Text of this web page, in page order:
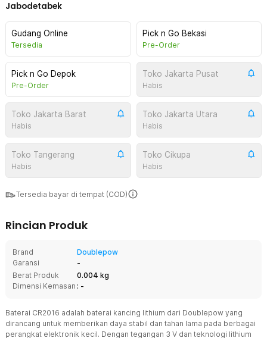
Jabodetabek
Gudang Online
Tersedia
Pick n Go Bekasi
Pre-Order
Pick n Go Depok
Pre-Order
Toko Jakarta Pusat
Habis
Toko Jakarta Barat
Habis
Toko Jakarta Utara
Habis
Toko Tangerang
Habis
Toko Cikupa
Habis
Tersedia bayar di tempat (COD)
Rincian Produk
Brand
Doublepow
Garansi
-
Berat Produk
0.004 kg
Dimensi Kemasan : -
Baterai CR2016 adalah baterai kancing lithium dari Doublepow yang
dirancang untuk memberikan daya stabil dan tahan lama pada berbagai
perangkat elektronik kecil. Dengan tegangan 3 V dan teknologi lithium